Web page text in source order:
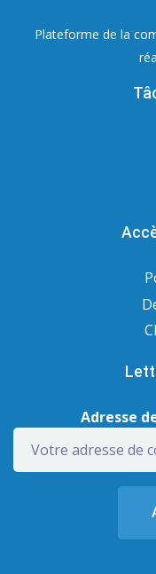
Plateforme de la
Adresse